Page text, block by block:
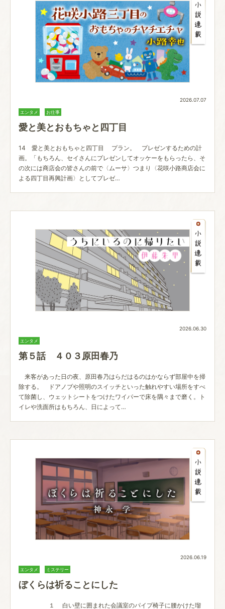
2026.07.07
エンタメ お仕事
愛と美とおもちゃと四丁目
14 愛と美とおもちゃと四丁目 プラン。 プレゼンするための計
画。「もちろん、セイさんにプレゼンしてオッケーをもらったら、そ
の次には商店会の皆さんの前で〈ムーサ〉つまり〈花咲小路商店会に
よる四丁目再興計画〉としてプレゼ…
2026.06.30
エンタメ
第５話 ４０３原田春乃
来客があった日の夜、原田春乃はらだはるのはかならず部屋中を掃
除する。 ドアノブや照明のスイッチといった触れやすい場所をすべ
て除菌し、ウェットシートをつけたワイパーで床を隅々まで磨く。ト
イレや洗面所はもちろん、日によって…
2026.06.19
エンタメ ミステリー
ぼくらは祈ることにした
１ 白い壁に囲まれた会議室のパイプ椅子に腰かけた瑠